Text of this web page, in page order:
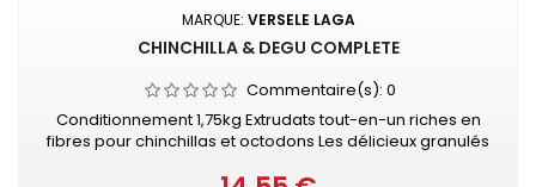
MARQUE: VERSELE LAGA
CHINCHILLA & DEGU COMPLETE
Commentaire(s): 0
Conditionnement 1,75kg Extrudats tout-en-un riches en
fibres pour chinchillas et octodons Les délicieux granulés